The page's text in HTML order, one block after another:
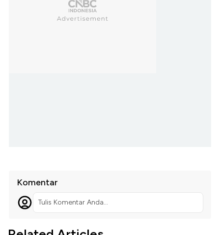
Komentar
Tulis Komentar Anda...